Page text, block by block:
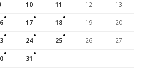
10 11 12 13
17 18 19 20
24 25 26 27
31